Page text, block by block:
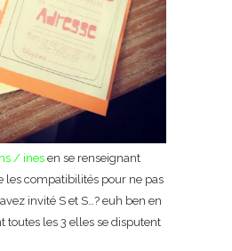
/ ines en se renseignant
les compatibilités pour ne pas
invité S et S…? euh ben en
toutes les 3 elles se disputent